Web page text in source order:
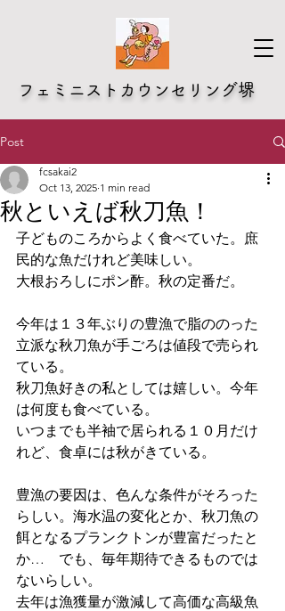
​フェミニストカウンセリング堺
Post
秋といえば秋刀魚！
fcsakai2
Oct 13, 2025 1 min read
子どものころからよく食べていた。庶
民的な魚だけれど美味しい。
大根おろしにポン酢。秋の定番だ。
今年は１３年ぶりの豊漁で脂ののった
立派な秋刀魚が手ごろは値段で売られ
ている。
秋刀魚好きの私としては嬉しい。今年
は何度も食べている。
いつまでも半袖で居られる１０月だけ
れど、食卓には秋がきている。
豊漁の要因は、色んな条件がそろった
らしい。海水温の変化とか、秋刀魚の
餌となるプランクトンが豊富だったと
か…　でも、毎年期待できるものでは
ないらしい。
去年は漁獲量が激減して高価な高級魚